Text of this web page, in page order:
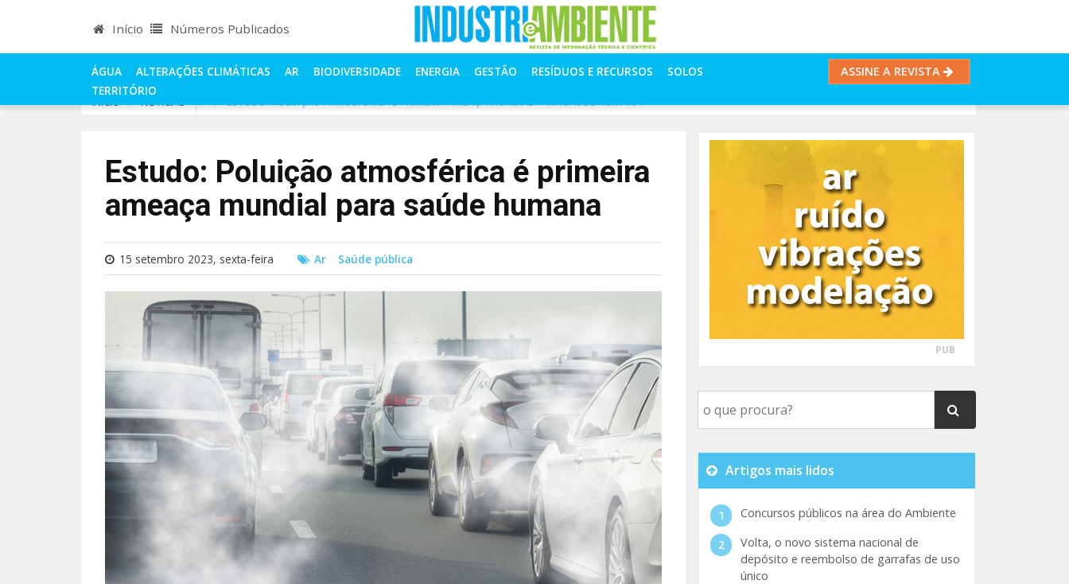
Início Números Publicados
ÁGUA ALTERAÇÕES CLIMÁTICAS AR BIODIVERSIDADE ENERGIA GESTÃO RESÍDUOS E RECURSOS
SOLOS
TERRITÓRIO
ASSINE A REVISTA
INÍCIO NOTÍCIAS ESTUDO: POLUIÇÃO ATMOSFÉRICA É PRIMEIRA AMEAÇA MUNDIAL PARA SAÚDE HUMANA
Estudo: Poluição atmosférica é primeira
ameaça mundial para saúde humana
15 setembro 2023, sexta-feira Ar Saúde pública
PUB
Artigos mais lidos
Concursos públicos na área do Ambiente
Volta, o novo sistema nacional de
depósito e reembolso de garrafas de uso
único